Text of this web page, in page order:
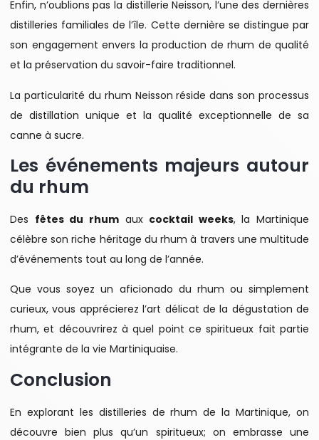
Enfin, n’oublions pas la distillerie Neisson, l’une des dernières
distilleries familiales de l’île. Cette dernière se distingue par
son engagement envers la production de rhum de qualité
et la préservation du savoir-faire traditionnel.
La particularité du rhum Neisson réside dans son processus
de distillation unique et la qualité exceptionnelle de sa
canne à sucre.
Les événements majeurs autour
du rhum
Des fêtes du rhumaux cocktail weeks, la Martinique
célèbre son riche héritage du rhum à travers une multitude
d’événements tout au long de l’année.
Que vous soyez un aficionado du rhum ou simplement
curieux, vous apprécierez l’art délicat de la dégustation de
rhum, et découvrirez à quel point ce spiritueux fait partie
intégrante de la vie Martiniquaise.
Conclusion
En explorant les distilleries de rhum de la Martinique, on
découvre bien plus qu’un spiritueux; on embrasse une